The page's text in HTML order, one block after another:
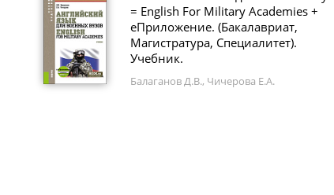
= English For Military Academies +
еПриложение. (Бакалавриат,
Магистратура, Специалитет).
Учебник.
Балаганов Д.В., Чичерова Е.А.